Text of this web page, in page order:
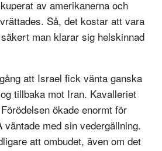
av amerikanerna och
Så, det kostar att vara
man klarar sig helskinnad
att Israel fick vänta ganska
tillbaka mot Iran. Kavalleriet
ökade enormt för
väntade med sin vedergällning.
att ombudet, även om det